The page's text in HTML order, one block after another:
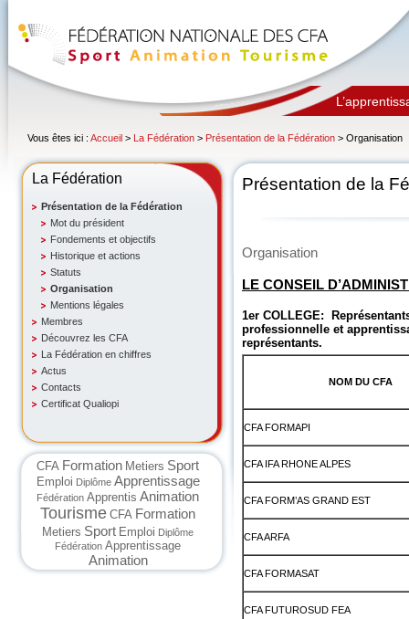
Vous êtes ici : Accueil > La Fédération > Présentation de la Fédération > Organisation
La Fédération
Présentation de la Fédération
Mot du président
Fondements et objectifs
Historique et actions
Statuts
Organisation
Mentions légales
Membres
Découvrez les CFA
La Fédération en chiffres
Actus
Contacts
Certificat Qualiopi
CFA Formation Metiers Sport
Emploi Diplôme Apprentissage
Fédération Apprentis Animation
Tourisme CFA Formation
Metiers Sport Emploi Diplôme
Fédération Apprentissage
Animation
Présentation de la
Organisation
LE CONSEIL
1er COLLEGE:
professionnelle et
représentants.
NOM DU CFA
CFA FORMAPI
CFA IFA RHONE ALPES
CFA FORM’AS GRAND EST
CFA ARFA
CFA FORMASAT
CFA FUTUROSUD FEA